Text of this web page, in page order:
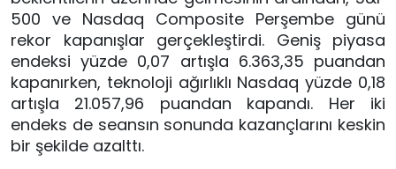
500 ve Nasdaq Composite Perşembe günü
rekor kapanışlar gerçekleştirdi. Geniş piyasa
endeksi yüzde 0,07 artışla 6.363,35 puandan
kapanırken, teknoloji ağırlıklı Nasdaq yüzde 0,18
artışla 21.057,96 puandan kapandı. Her iki
endeks de seansın sonunda kazançlarını keskin
bir şekilde azalttı.